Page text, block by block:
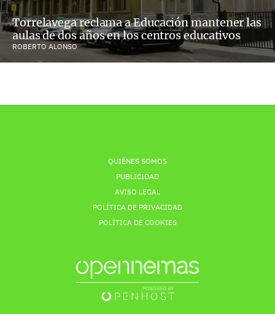
Torrelavega reclama a Educación mantener las
aulas de dos años en los centros educativos
ROBERTO ALONSO
QUIÉNES SOMOS
PUBLICIDAD
AVISO LEGAL
POLÍTICA DE PRIVACIDAD
POLÍTICA DE COOKIES